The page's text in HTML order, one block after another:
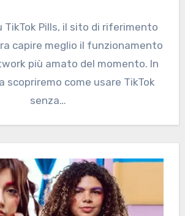
TikTok Pills, il sito di riferimento
capire meglio il funzionamento
più amato del momento. In
scopriremo come usare TikTok
senza…